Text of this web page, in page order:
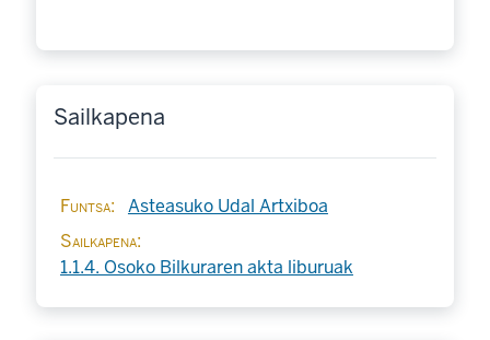
Sailkapena
Funtsa
Asteasuko Udal Artxiboa
Sailkapena
1.1.4. Osoko Bilkuraren akta liburuak